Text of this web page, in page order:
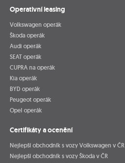
Operativní leasing
Volkswagen operák
Škoda operák
Audi operák
SEAT operák
CUPRA na operák
Kia operák
BYD operák
Peugeot operák
Opel operák
Certifikáty a ocenění
Nejlepší obchodník s vozy Volkswagen v ČR
Nejlepší obchodník s vozy Škoda v ČR